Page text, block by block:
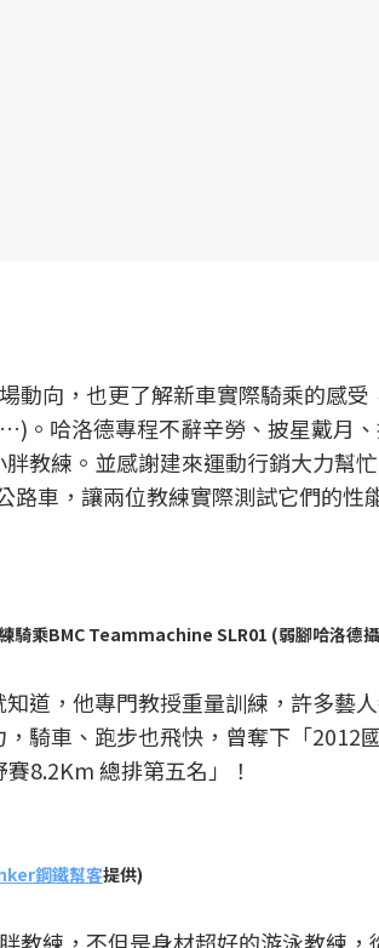
動向，也更了解新車實際騎乘的感
。哈洛德專程不辭辛勞、披星戴月
教練。並感謝建來運動行銷大力幫
路車，讓兩位教練實際測試它們的性
乘BMC Teammachine SLR01 (弱腳哈洛德
道，他專門教授重量訓練，許多藝
騎車、跑步也飛快，曾奪下「2012
8.2Km 總排第五名」！
鋼鐵幫客提供)